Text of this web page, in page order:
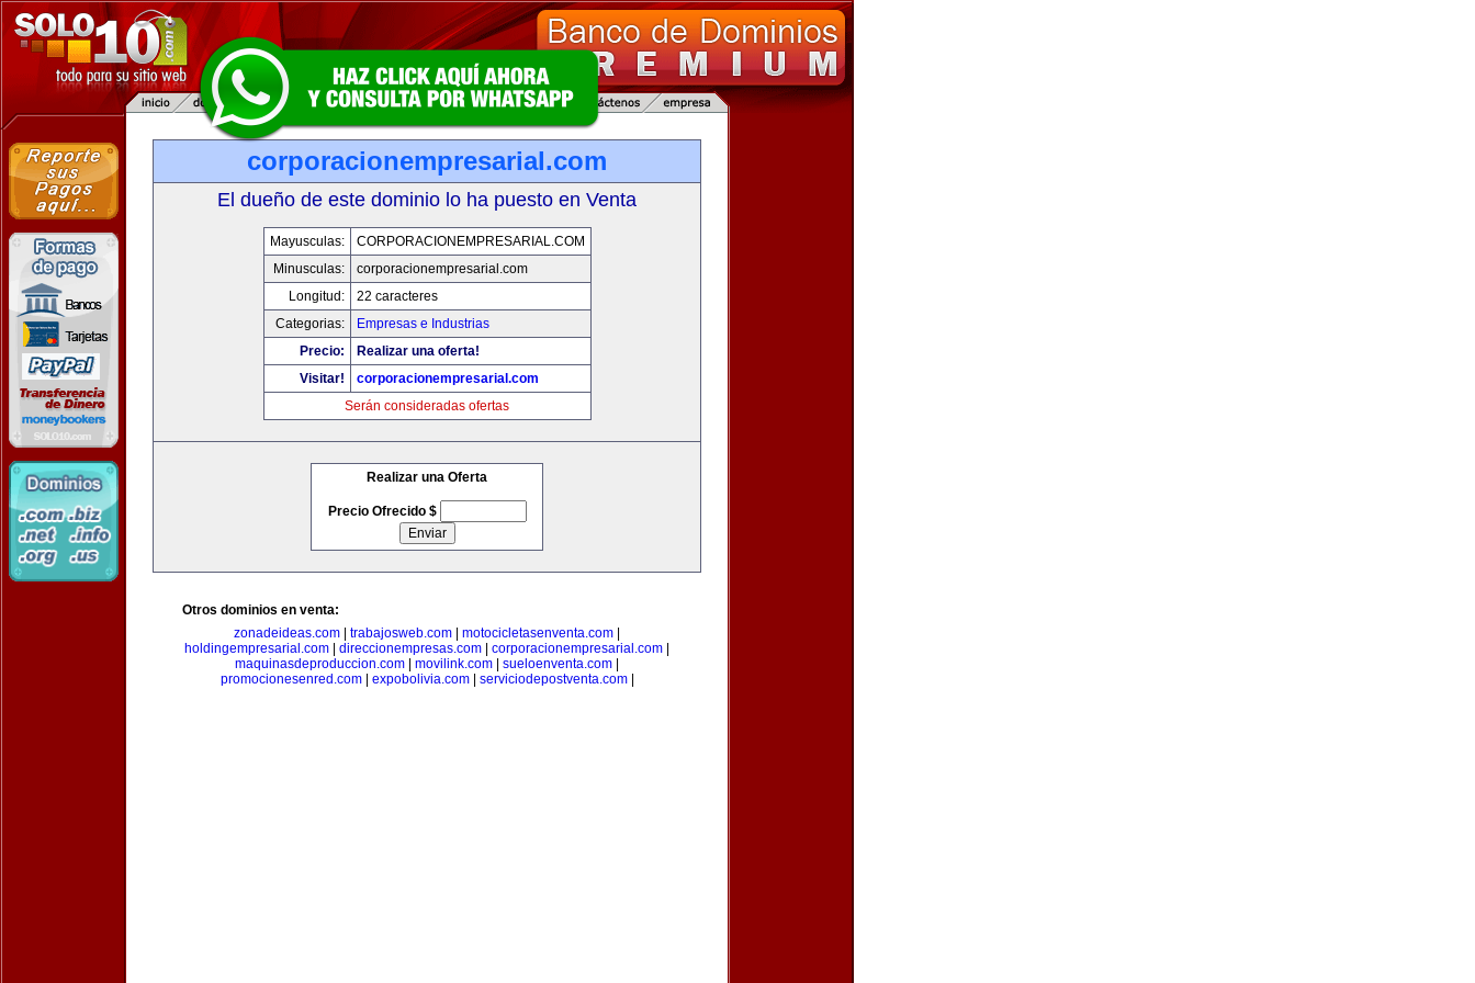
corporacionempresarial.com
El dueño de este dominio lo ha puesto en Venta
Mayusculas:
CORPORACIONEMPRESARIAL.COM
Minusculas:
corporacionempresarial.com
Longitud:
22 caracteres
Categorias:
Empresas e Industrias
Precio:
Realizar una oferta!
Visitar!
corporacionempresarial.com
Serán consideradas ofertas
Realizar una Oferta
Precio Ofrecido $
Otros dominios en venta:
zonadeideas.com
trabajosweb.com motocicletasenventa.com
holdingempresarial.com
direccionempresas.com corporacionempresarial.com
maquinasdeproduccion.com
movilink.com sueloenventa.com
promocionesenred.com| expobolivia.com| serviciodepostventa.com|